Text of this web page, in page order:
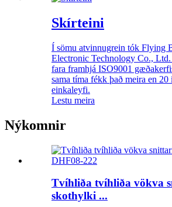
Skírteini
Í sömu atvinnugrein tók Flying
Electronic Technology Co.,
fara framhjá ISO9001
sama tíma fékk það meira en 20
einkaleyfi.
Lestu meira
Nýkomnir
Tvíhliða tvíhliða vökva
skothylki ...